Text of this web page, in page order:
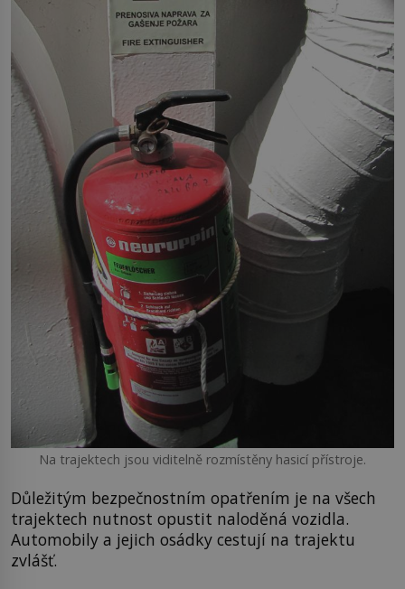
Na trajektech jsou viditelně rozmístěny hasicí přístroje.
Důležitým bezpečnostním opatřením je na všech
trajektech nutnost opustit naloděná vozidla.
Automobily a jejich osádky cestují na trajektu
zvlášť.